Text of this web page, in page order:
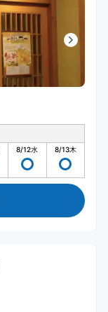
8/12水 8/13木